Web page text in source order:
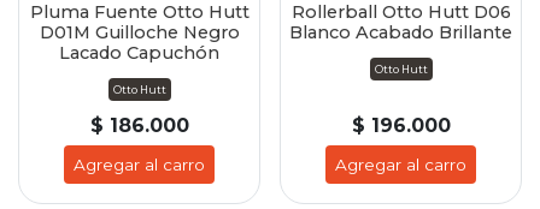
Pluma Fuente Otto Hutt
D01M Guilloche Negro
Lacado Capuchón
Otto Hutt
$ 186.000
Agregar al carro
Rollerball Otto Hutt D06
Blanco Acabado Brillante
Otto Hutt
$ 196.000
Agregar al carro